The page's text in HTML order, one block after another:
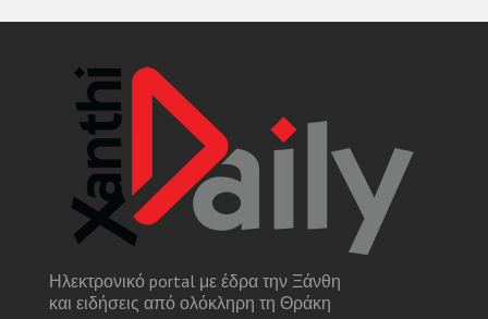
Ηλεκτρονικό portal με έδρα την Ξάνθη
και ειδήσεις από ολόκληρη τη Θράκη